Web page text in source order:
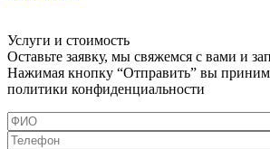
Услуги и стоимость
Оставьте заявку, мы свяжемся с вами и
Нажимая кнопку “Отправить” вы
политики конфиденциальности